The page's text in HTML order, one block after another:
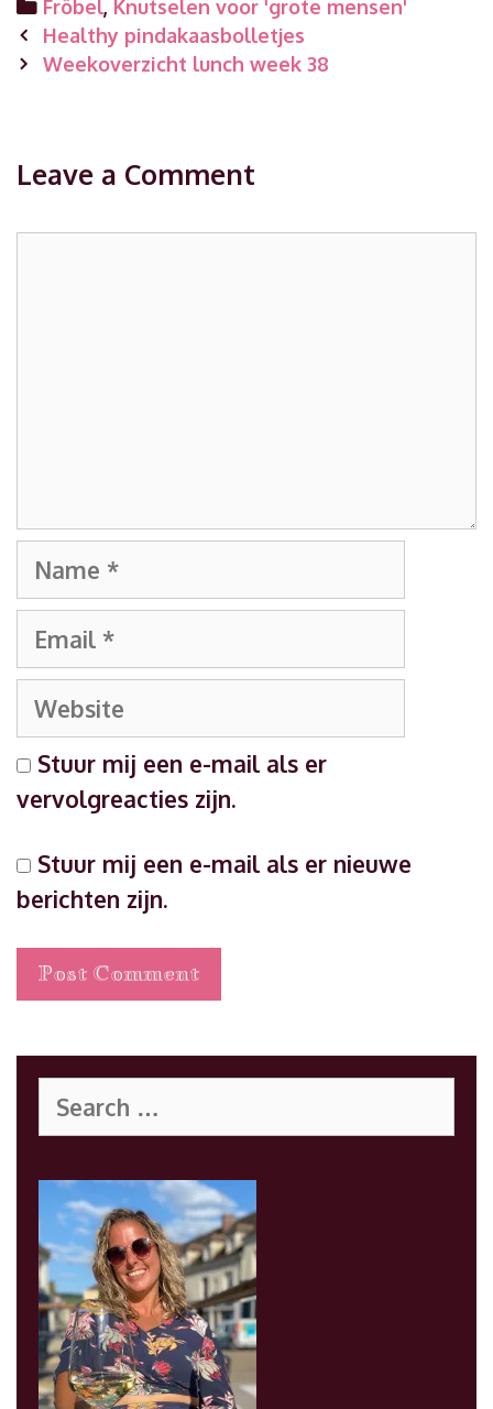
Categories
Fröbel, Knutselen voor 'grote mensen'
Post
navigation
Healthy pindakaasbolletjes
Weekoverzicht lunch week 38
Leave a Comment
Name
Email
Website
Stuur mij een e-mail als er
vervolgreacties zijn.
Stuur mij een e-mail als er nieuwe
berichten zijn.
for: